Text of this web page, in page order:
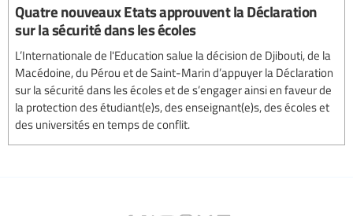
Quatre nouveaux Etats approuvent la Déclaration
sur la sécurité dans les écoles
L’Internationale de l'Education salue la décision de Djibouti, de la
Macédoine, du Pérou et de Saint-Marin d’appuyer la Déclaration
sur la sécurité dans les écoles et de s’engager ainsi en faveur de
la protection des étudiant(e)s, des enseignant(e)s, des écoles et
des universités en temps de conflit.